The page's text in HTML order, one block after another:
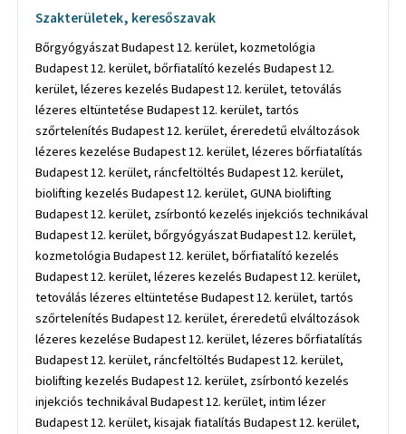
Szakterületek, keresőszavak
Bőrgyógyászat Budapest 12. kerület, kozmetológia
Budapest 12. kerület, bőrfiatalító kezelés Budapest 12.
kerület, lézeres kezelés Budapest 12. kerület, tetoválás
lézeres eltüntetése Budapest 12. kerület, tartós
szőrtelenítés Budapest 12. kerület, éreredetű elváltozások
lézeres kezelése Budapest 12. kerület, lézeres bőrfiatalítás
Budapest 12. kerület, ráncfeltöltés Budapest 12. kerület,
biolifting kezelés Budapest 12. kerület, GUNA biolifting
Budapest 12. kerület, zsírbontó kezelés injekciós technikával
Budapest 12. kerület, bőrgyógyászat Budapest 12. kerület,
kozmetológia Budapest 12. kerület, bőrfiatalító kezelés
Budapest 12. kerület, lézeres kezelés Budapest 12. kerület,
tetoválás lézeres eltüntetése Budapest 12. kerület, tartós
szőrtelenítés Budapest 12. kerület, éreredetű elváltozások
lézeres kezelése Budapest 12. kerület, lézeres bőrfiatalítás
Budapest 12. kerület, ráncfeltöltés Budapest 12. kerület,
biolifting kezelés Budapest 12. kerület, zsírbontó kezelés
injekciós technikával Budapest 12. kerület, intim lézer
Budapest 12. kerület, kisajak fiatalítás Budapest 12. kerület,